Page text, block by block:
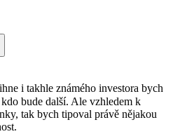
i takhle známého investora bych
bude další. Ale vzhledem k
tak bych tipoval právě nějakou